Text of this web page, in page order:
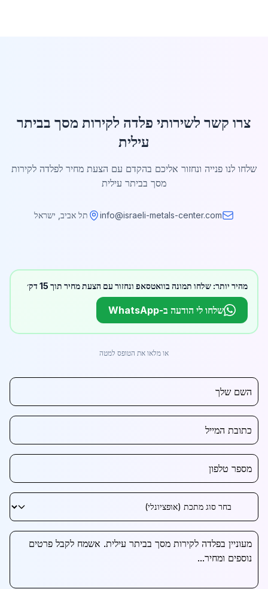
צרו קשר לשירותי פלדה לקירות מסך בביתר
עילית
שלחו לנו פנייה ונחזור אליכם בהקדם עם הצעת מחיר לפלדה לקירות
מסך בביתר עילית
info@israeli-metals-center.com תל אביב, ישראל
מהיר יותר: שלחו תמונה בוואטסאפ ונחזור עם הצעת מחיר תוך 15 דק׳
שלחו לי הודעה ב-WhatsApp
או מלאו את הטופס למטה